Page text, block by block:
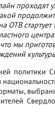
проходят
ОТВ
мы
политики